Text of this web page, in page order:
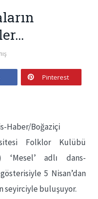
Pinterest
Haber/Boğaziçi
Folklor Kulübü
‘Mesel’ adlı dans-
5 Nisan’dan
seyirciyle buluşuyor.